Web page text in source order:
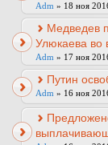
Adm » 18 ноя
Медведев
Улюкаева во
Adm » 17 ноя
Путин
Adm » 16 ноя